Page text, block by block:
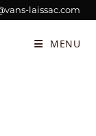
laissac.com
MENU